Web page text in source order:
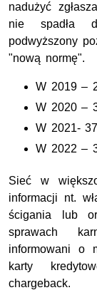
nadużyć
nie spadła
podwyższony
"nową normę".
W 2019 –
W 2020 –
W 2021-
W 2022 –
Sieć w
informacji nt.
ścigania lub
sprawach
informowani o
karty
chargeback.